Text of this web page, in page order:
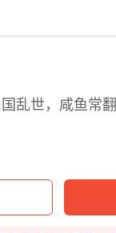
国乱世，咸鱼常